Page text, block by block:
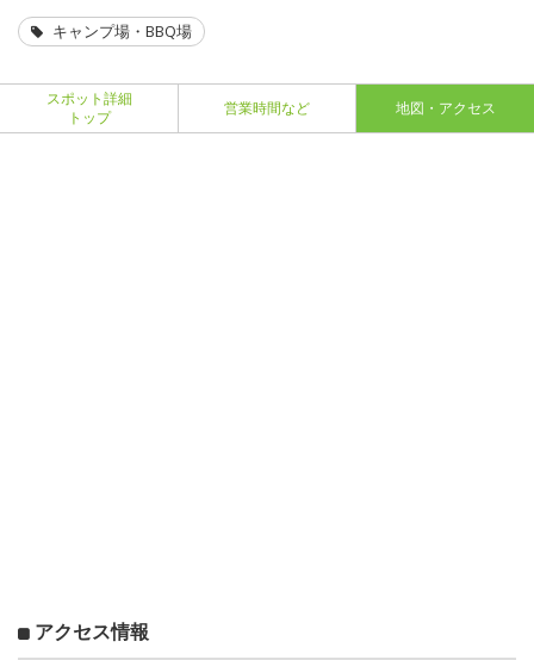
キャンプ場・BBQ場
スポット詳細
トップ
営業時間など 地図・アクセス
アクセス情報